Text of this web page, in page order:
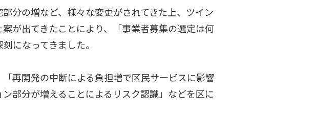
分の増など、様々な変更がされてきた上、ツイン
が出てきたことにより、「事業者募集の選定は何
になってきました。
再開発の中断による負担増で区民サービスに影響
部分が増えることによるリスク認識」などを区に